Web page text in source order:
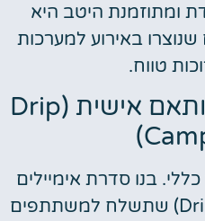
ומתוזמנת היטב היא
באירוע למערכות
טווח.
קמפיין אימיילים מותאם אישית (Drip
בנו סדרת אימיילים
אוטומטית (Drip Campaign) שתשלח למשתתפים